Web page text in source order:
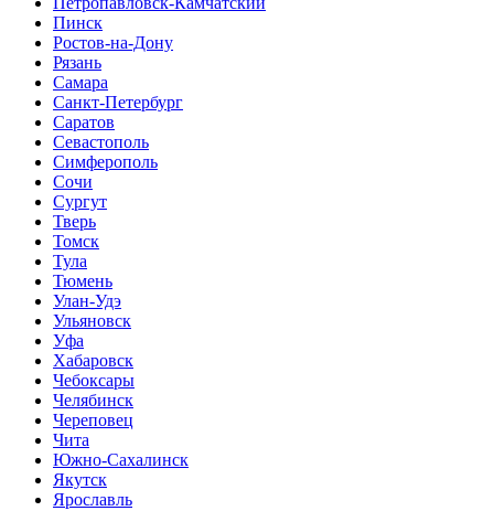
Пинск
Ростов-на-Дону
Рязань
Самара
Санкт-Петербург
Саратов
Севастополь
Симферополь
Сочи
Сургут
Тверь
Томск
Тула
Тюмень
Улан-Удэ
Ульяновск
Уфа
Хабаровск
Чебоксары
Челябинск
Череповец
Чита
Южно-Сахалинск
Якутск
Ярославль